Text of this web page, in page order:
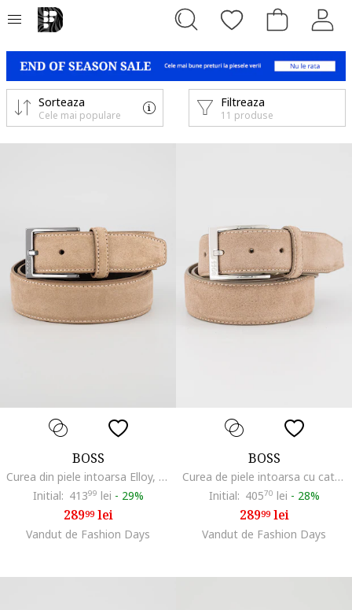
Filtreaza
11 produse
Sorteaza
Cele mai populare
BOSS
Curea din piele intoarsa Elloy, Bej
Initial: 41399 lei - 29%
28999lei
Vandut de Fashion Days
BOSS
Curea de piele intoarsa cu catarama metalica, Maro deschis
Initial: 40570 lei - 28%
28999lei
Vandut de Fashion Days